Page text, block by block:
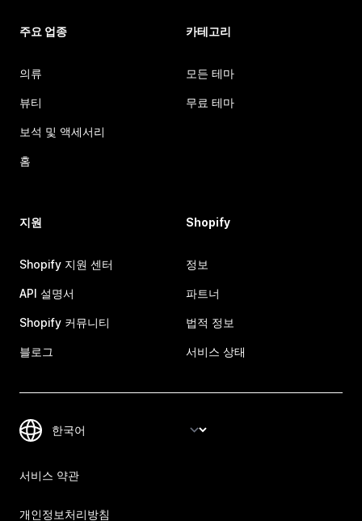
주요 업종
의류
뷰티
보석 및 액세서리
홈
카테고리
모든 테마
무료 테마
지원
Shopify 지원 센터
API 설명서
Shopify 커뮤니티
블로그
Shopify
정보
파트너
법적 정보
서비스 상태
서비스 약관
개인정보처리방침